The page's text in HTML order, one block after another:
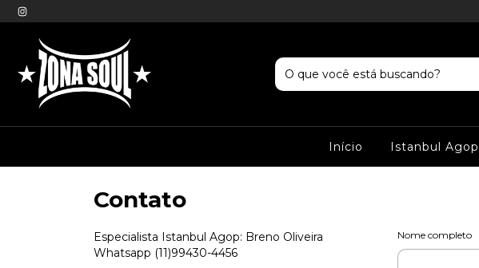
Início Istanbul Agop
Contato
Especialista Istanbul Agop: Breno Oliveira
Whatsapp (11)99430-4456
Nome completo